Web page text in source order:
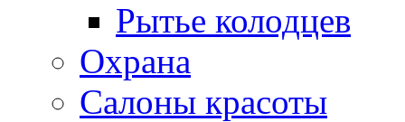
Рытье колодцев
Охрана
Салоны красоты